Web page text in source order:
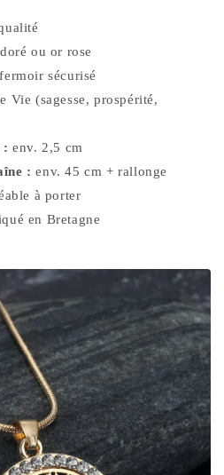
ou or rose
sécurisé
Vie (sagesse, prospérité,
: env. 2,5 cm
: env. 45 cm + rallonge
à porter
en Bretagne